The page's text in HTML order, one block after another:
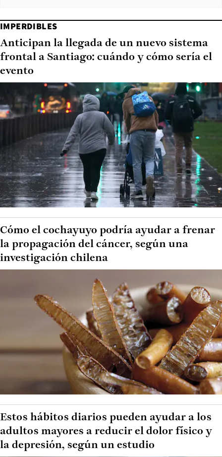
IMPERDIBLES
Anticipan la llegada de un nuevo sistema
frontal a Santiago: cuándo y cómo sería el
evento
Cómo el cochayuyo podría ayudar a frenar
la propagación del cáncer, según una
investigación chilena
Estos hábitos diarios pueden ayudar a los
adultos mayores a reducir el dolor físico y
la depresión, según un estudio